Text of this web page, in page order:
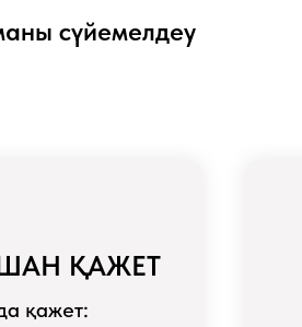
сүйемелдеу
ҚАЖЕТ
қажет: